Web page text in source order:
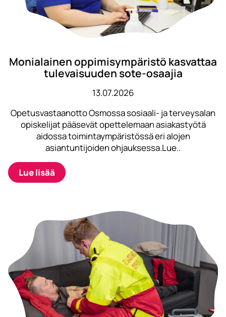
Monialainen oppimisympäristö kasvattaa
tulevaisuuden sote-osaajia
13.07.2026
Opetusvastaanotto Osmossa sosiaali- ja terveysalan
opiskelijat pääsevät opettelemaan asiakastyötä
aidossa toimintaympäristössä eri alojen
asiantuntijoiden ohjauksessa.Lue..
Lue lisää